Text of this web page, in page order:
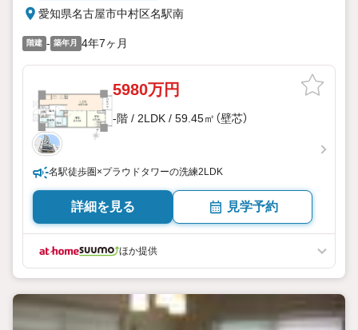
愛知県名古屋市中村区名駅南
階建 - 築年月 4年7ヶ月
5980万円
-階 / 2LDK / 59.45㎡（壁芯）
名駅徒歩圏×プラウドタワーの洗練2LDK
詳細を見る 見学予約
ほか提供